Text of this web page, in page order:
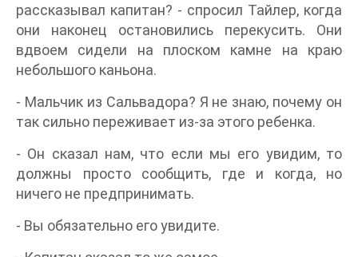
рассказывал капитан? - спросил Тайлер, когда
они наконец остановились перекусить. Они
вдвоем сидели на плоском камне на краю
небольшого каньона.
- Мальчик из Сальвадора? Я не знаю, почему он
так сильно переживает из-за этого ребенка.
- Он сказал нам, что если мы его увидим, то
должны просто сообщить, где и когда, но
ничего не предпринимать.
- Вы обязательно его увидите.